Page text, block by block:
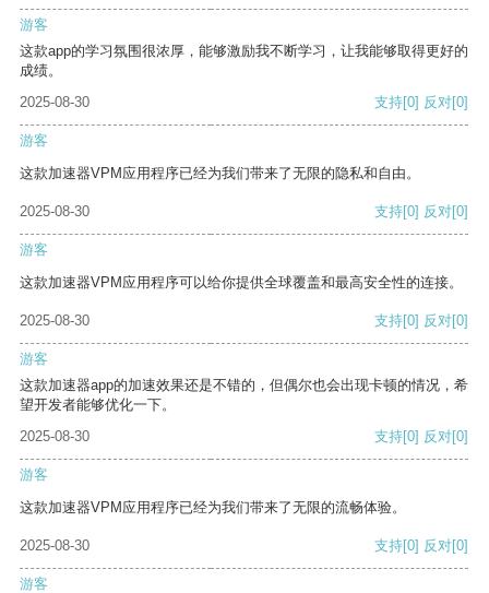
游客
这款app的学习氛围很浓厚，能够激励我不断学习，让我能够取得更好的
成绩。
2025-08-30
支持[0] 反对[0]
游客
这款加速器VPM应用程序已经为我们带来了无限的隐私和自由。
2025-08-30 支持[0] 反对[0]
游客
这款加速器VPM应用程序可以给你提供全球覆盖和最高安全性的连接。
2025-08-30 支持[0] 反对[0]
游客
这款加速器app的加速效果还是不错的，但偶尔也会出现卡顿的情况，希
望开发者能够优化一下。
2025-08-30
支持[0] 反对[0]
游客
这款加速器VPM应用程序已经为我们带来了无限的流畅体验。
2025-08-30 支持[0] 反对[0]
游客